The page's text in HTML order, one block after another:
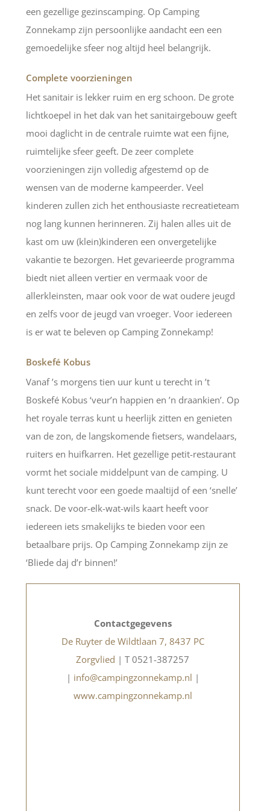
een gezellige gezinscamping. Op Camping
Zonnekamp zijn persoonlijke aandacht een een
gemoedelijke sfeer nog altijd heel belangrijk.
Complete voorzieningen
Het sanitair is lekker ruim en erg schoon. De grote
lichtkoepel in het dak van het sanitairgebouw geeft
mooi daglicht in de centrale ruimte wat een fijne,
ruimtelijke sfeer geeft. De zeer complete
voorzieningen zijn volledig afgestemd op de
wensen van de moderne kampeerder. Veel
kinderen zullen zich het enthousiaste recreatieteam
nog lang kunnen herinneren. Zij halen alles uit de
kast om uw (klein)kinderen een onvergetelijke
vakantie te bezorgen. Het gevarieerde programma
biedt niet alleen vertier en vermaak voor de
allerkleinsten, maar ook voor de wat oudere jeugd
en zelfs voor de jeugd van vroeger. Voor iedereen
is er wat te beleven op Camping Zonnekamp!
Boskefé Kobus
Vanaf ’s morgens tien uur kunt u terecht in ’t
Boskefé Kobus ‘veur’n happien en ’n draankien’. Op
het royale terras kunt u heerlijk zitten en genieten
van de zon, de langskomende fietsers, wandelaars,
ruiters en huifkarren. Het gezellige petit-restaurant
vormt het sociale middelpunt van de camping. U
kunt terecht voor een goede maaltijd of een ‘snelle’
snack. De voor-elk-wat-wils kaart heeft voor
iedereen iets smakelijks te bieden voor een
betaalbare prijs. Op Camping Zonnekamp zijn ze
‘Bliede daj d’r binnen!’
Contactgegevens
De Ruyter de Wildtlaan 7, 8437 PC
Zorgvlied | T 0521-387257
| info@campingzonnekamp.nl |
www.campingzonnekamp.nl